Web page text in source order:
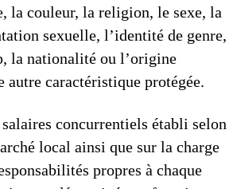
la couleur, la religion, le sexe, la
sexuelle, l’identité de genre,
la nationalité ou l’origine
autre caractéristique protégée.
concurrentiels établi selon
local ainsi que sur la charge
propres à chaque